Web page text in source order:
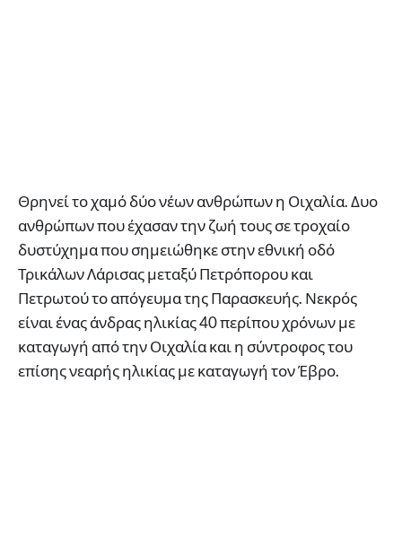
Θρηνεί το χαμό δύο νέων ανθρώπων η Οιχαλία. Δυο
ανθρώπων που έχασαν την ζωή τους σε τροχαίο
δυστύχημα που σημειώθηκε στην εθνική οδό
Τρικάλων Λάρισας μεταξύ Πετρόπορου και
Πετρωτού το απόγευμα της Παρασκευής. Νεκρός
είναι ένας άνδρας ηλικίας 40 περίπου χρόνων με
καταγωγή από την Οιχαλία και η σύντροφος του
επίσης νεαρής ηλικίας με καταγωγή τον Έβρο.